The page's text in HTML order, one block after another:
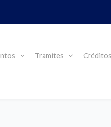
Tramites Créditos